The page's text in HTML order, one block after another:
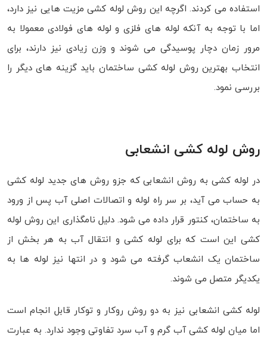
استفاده می کردند. اگرچه این روش لوله کشی مزیت هایی نیز دارد،
اما با توجه به آنکه لوله های فلزی و لوله های فولادی معمولا به
مرور زمان دچار پوسیدگی می شوند و وزن زیادی نیز دارند، برای
انتخاب بهترین روش لوله کشی ساختمان باید گزینه های دیگر را
بررسی نمود.
روش لوله کشی انشعابی
در لوله کشی به روش انشعابی که جزو روش های جدید لوله کشی
به حساب می آید، بر سر راه لوله و اتصالات اصلی آب پس از ورود
به ساختمان، کنتور قرار داده می شود. دلیل نامگذاری این روش لوله
کشی این است که برای لوله کشی و انتقال آب به هر بخش از
ساختمان یک انشعاب گرفته می شود و در انتها نیز لوله ها به
یکدیگر متصل می شوند.
لوله کشی انشعابی نیز به دو روش روکار و توکار قابل انجام است
اما میان لوله کشی آب گرم و آب سرد تفاوتی وجود ندارد. به عبارت